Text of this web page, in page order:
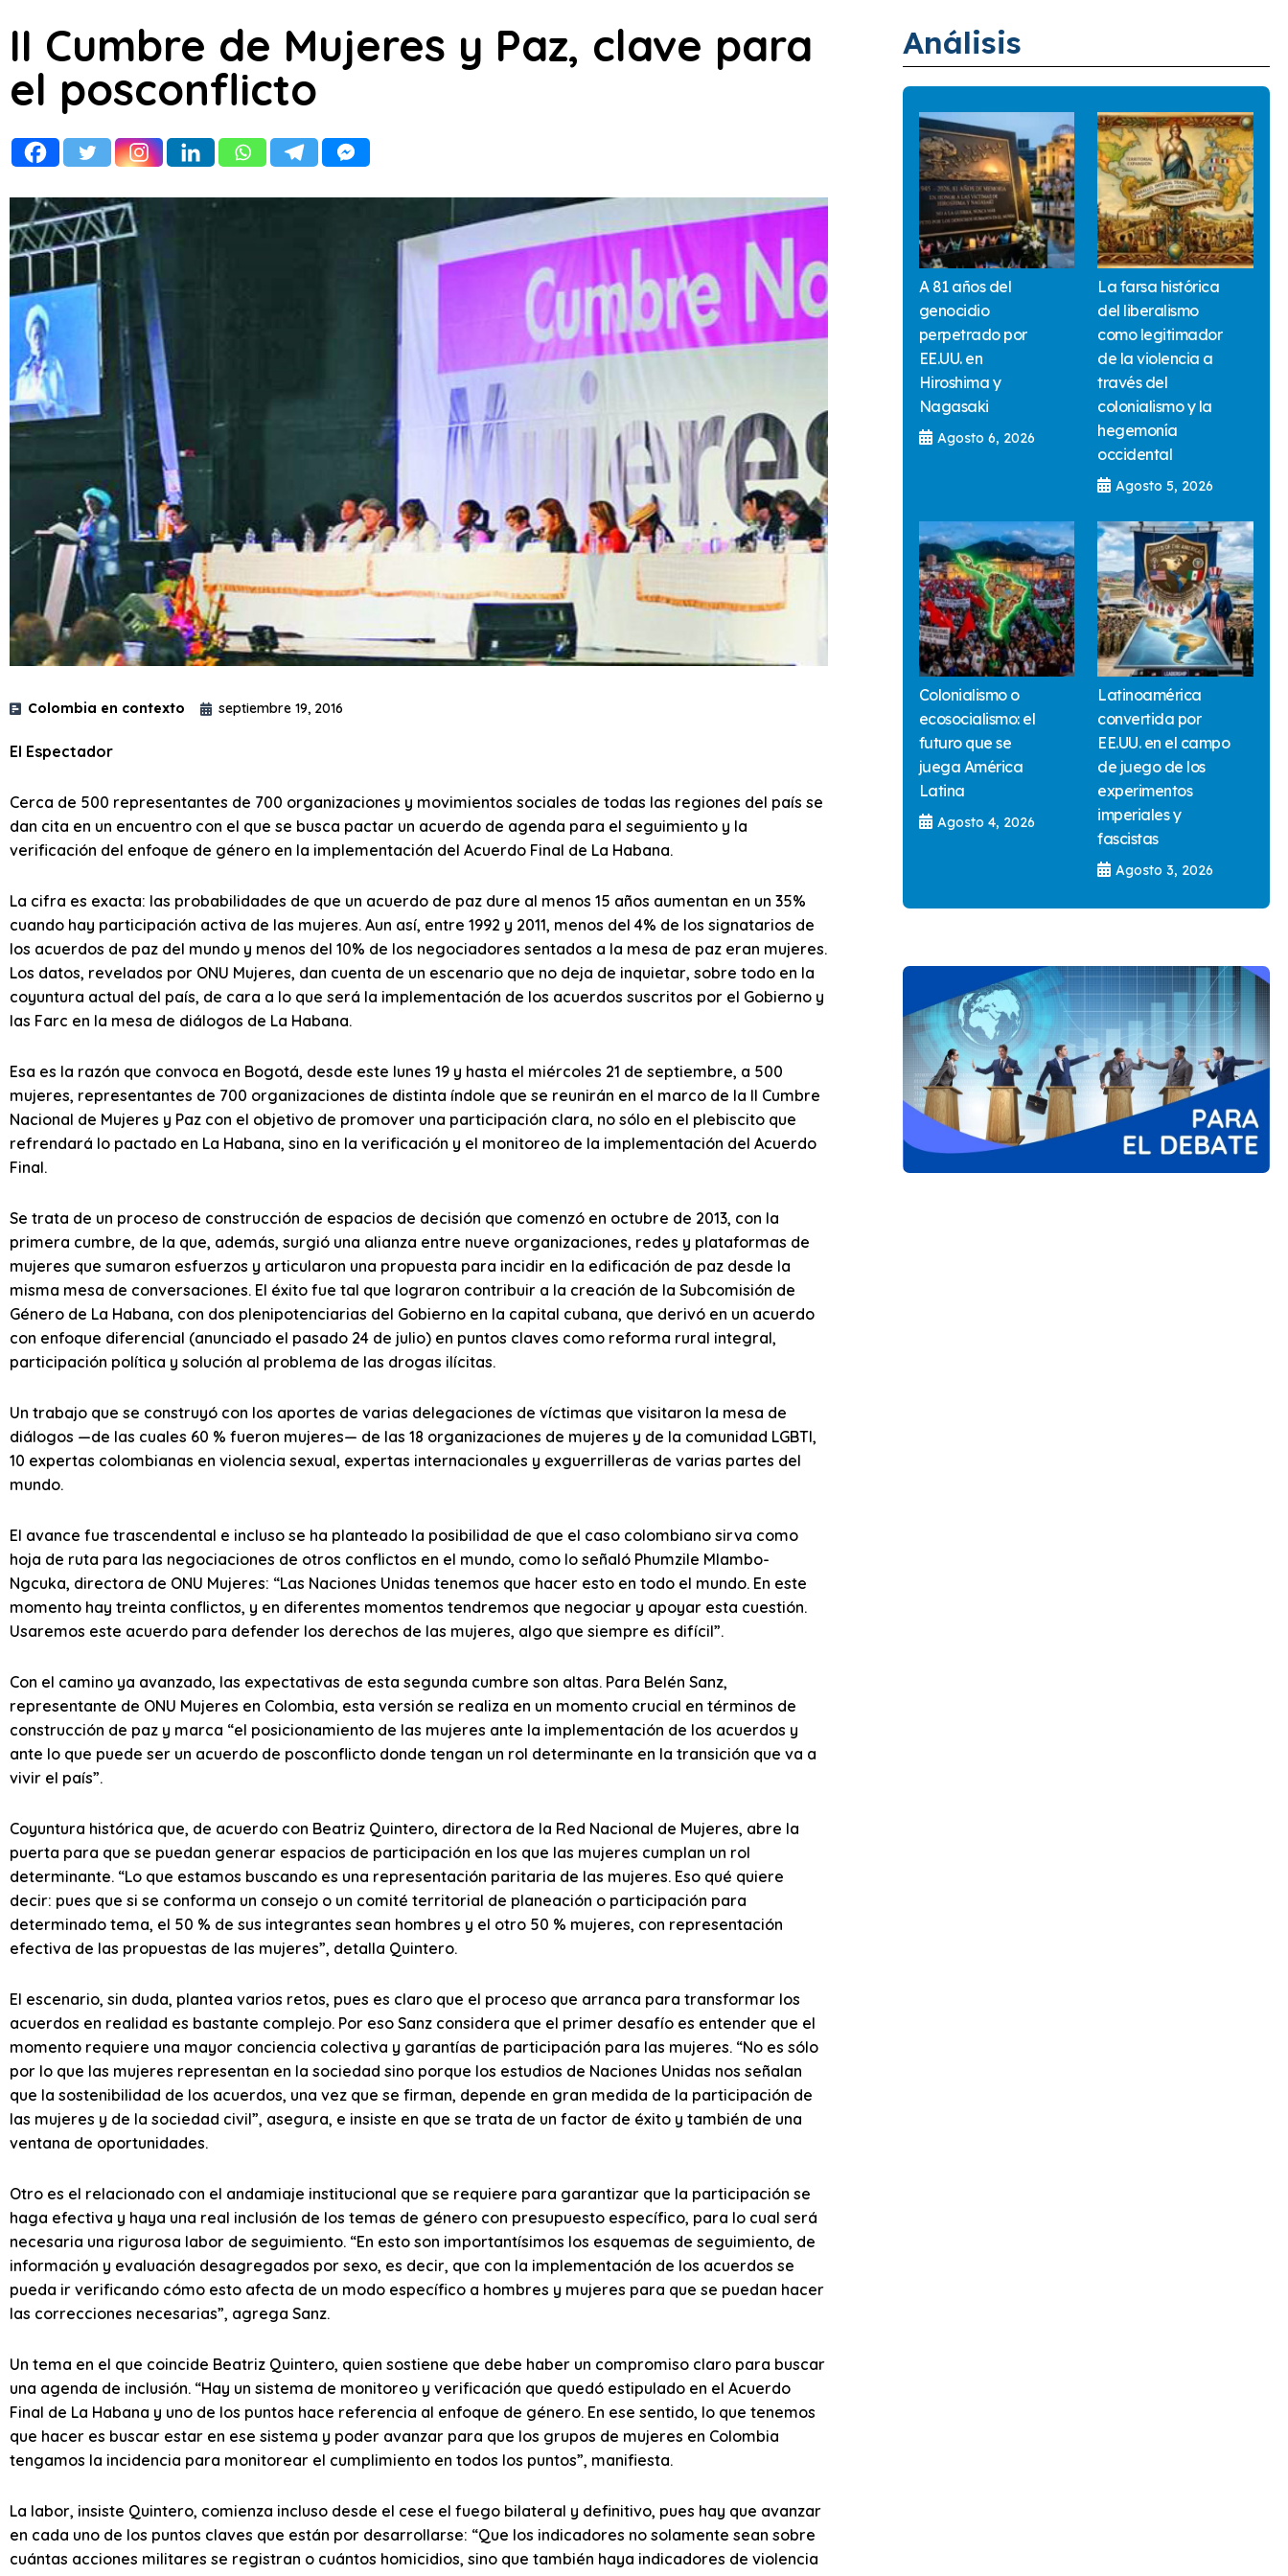
II Cumbre de Mujeres y Paz, clave para
el posconflicto
Colombia en contexto septiembre 19, 2016
El Espectador
Cerca de 500 representantes de 700 organizaciones y movimientos sociales de todas las regiones del país se
dan cita en un encuentro con el que se busca pactar un acuerdo de agenda para el seguimiento y la
verificación del enfoque de género en la implementación del Acuerdo Final de La Habana.
La cifra es exacta: las probabilidades de que un acuerdo de paz dure al menos 15 años aumentan en un 35%
cuando hay participación activa de las mujeres. Aun así, entre 1992 y 2011, menos del 4% de los signatarios de
los acuerdos de paz del mundo y menos del 10% de los negociadores sentados a la mesa de paz eran mujeres.
Los datos, revelados por ONU Mujeres, dan cuenta de un escenario que no deja de inquietar, sobre todo en la
coyuntura actual del país, de cara a lo que será la implementación de los acuerdos suscritos por el Gobierno y
las Farc en la mesa de diálogos de La Habana.
Esa es la razón que convoca en Bogotá, desde este lunes 19 y hasta el miércoles 21 de septiembre, a 500
mujeres, representantes de 700 organizaciones de distinta índole que se reunirán en el marco de la II Cumbre
Nacional de Mujeres y Paz con el objetivo de promover una participación clara, no sólo en el plebiscito que
refrendará lo pactado en La Habana, sino en la verificación y el monitoreo de la implementación del Acuerdo
Final.
Se trata de un proceso de construcción de espacios de decisión que comenzó en octubre de 2013, con la
primera cumbre, de la que, además, surgió una alianza entre nueve organizaciones, redes y plataformas de
mujeres que sumaron esfuerzos y articularon una propuesta para incidir en la edificación de paz desde la
misma mesa de conversaciones. El éxito fue tal que lograron contribuir a la creación de la Subcomisión de
Género de La Habana, con dos plenipotenciarias del Gobierno en la capital cubana, que derivó en un acuerdo
con enfoque diferencial (anunciado el pasado 24 de julio) en puntos claves como reforma rural integral,
participación política y solución al problema de las drogas ilícitas.
Un trabajo que se construyó con los aportes de varias delegaciones de víctimas que visitaron la mesa de
diálogos —de las cuales 60 % fueron mujeres— de las 18 organizaciones de mujeres y de la comunidad LGBTI,
10 expertas colombianas en violencia sexual, expertas internacionales y exguerrilleras de varias partes del
mundo.
El avance fue trascendental e incluso se ha planteado la posibilidad de que el caso colombiano sirva como
hoja de ruta para las negociaciones de otros conflictos en el mundo, como lo señaló Phumzile Mlambo-
Ngcuka, directora de ONU Mujeres: “Las Naciones Unidas tenemos que hacer esto en todo el mundo. En este
momento hay treinta conflictos, y en diferentes momentos tendremos que negociar y apoyar esta cuestión.
Usaremos este acuerdo para defender los derechos de las mujeres, algo que siempre es difícil”.
Con el camino ya avanzado, las expectativas de esta segunda cumbre son altas. Para Belén Sanz,
representante de ONU Mujeres en Colombia, esta versión se realiza en un momento crucial en términos de
construcción de paz y marca “el posicionamiento de las mujeres ante la implementación de los acuerdos y
ante lo que puede ser un acuerdo de posconflicto donde tengan un rol determinante en la transición que va a
vivir el país”.
Coyuntura histórica que, de acuerdo con Beatriz Quintero, directora de la Red Nacional de Mujeres, abre la
puerta para que se puedan generar espacios de participación en los que las mujeres cumplan un rol
determinante. “Lo que estamos buscando es una representación paritaria de las mujeres. Eso qué quiere
decir: pues que si se conforma un consejo o un comité territorial de planeación o participación para
determinado tema, el 50 % de sus integrantes sean hombres y el otro 50 % mujeres, con representación
efectiva de las propuestas de las mujeres”, detalla Quintero.
El escenario, sin duda, plantea varios retos, pues es claro que el proceso que arranca para transformar los
acuerdos en realidad es bastante complejo. Por eso Sanz considera que el primer desafío es entender que el
momento requiere una mayor conciencia colectiva y garantías de participación para las mujeres. “No es sólo
por lo que las mujeres representan en la sociedad sino porque los estudios de Naciones Unidas nos señalan
que la sostenibilidad de los acuerdos, una vez que se firman, depende en gran medida de la participación de
las mujeres y de la sociedad civil”, asegura, e insiste en que se trata de un factor de éxito y también de una
ventana de oportunidades.
Otro es el relacionado con el andamiaje institucional que se requiere para garantizar que la participación se
haga efectiva y haya una real inclusión de los temas de género con presupuesto específico, para lo cual será
necesaria una rigurosa labor de seguimiento. “En esto son importantísimos los esquemas de seguimiento, de
información y evaluación desagregados por sexo, es decir, que con la implementación de los acuerdos se
pueda ir verificando cómo esto afecta de un modo específico a hombres y mujeres para que se puedan hacer
las correcciones necesarias”, agrega Sanz.
Un tema en el que coincide Beatriz Quintero, quien sostiene que debe haber un compromiso claro para buscar
una agenda de inclusión. “Hay un sistema de monitoreo y verificación que quedó estipulado en el Acuerdo
Final de La Habana y uno de los puntos hace referencia al enfoque de género. En ese sentido, lo que tenemos
que hacer es buscar estar en ese sistema y poder avanzar para que los grupos de mujeres en Colombia
tengamos la incidencia para monitorear el cumplimiento en todos los puntos”, manifiesta.
La labor, insiste Quintero, comienza incluso desde el cese el fuego bilateral y definitivo, pues hay que avanzar
en cada uno de los puntos claves que están por desarrollarse: “Que los indicadores no solamente sean sobre
cuántas acciones militares se registran o cuántos homicidios, sino que también haya indicadores de violencia
Análisis
A 81 años del
genocidio
perpetrado por
EE.UU. en
Hiroshima y
Nagasaki
Agosto 6, 2026
La farsa histórica
del liberalismo
como legitimador
de la violencia a
través del
colonialismo y la
hegemonía
occidental
Agosto 5, 2026
Colonialismo o
ecosocialismo: el
futuro que se
juega América
Latina
Agosto 4, 2026
Latinoamérica
convertida por
EE.UU. en el campo
de juego de los
experimentos
imperiales y
fascistas
Agosto 3, 2026